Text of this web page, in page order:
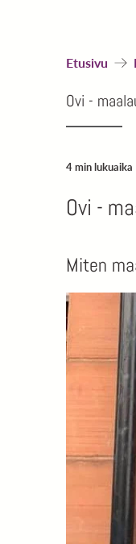
Etusivu
Ovi -
4 min lukuaika
Ovi -
Miten